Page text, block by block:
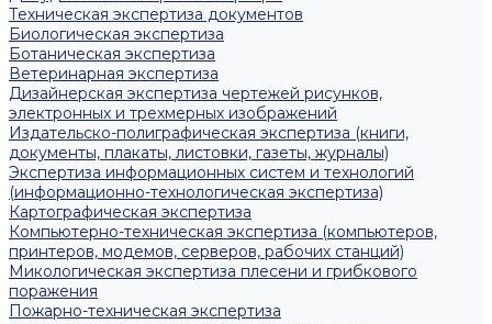
Техническая экспертиза документов
Биологическая экспертиза
Ботаническая экспертиза
Ветеринарная экспертиза
Дизайнерская экспертиза чертежей рисунков,
электронных и трехмерных изображений
Издательско-полиграфическая экспертиза (книги,
документы, плакаты, листовки, газеты, журналы)
Экспертиза информационных систем и технологий
(информационно-технологическая экспертиза)
Картографическая экспертиза
Компьютерно-техническая экспертиза (компьютеров,
принтеров, модемов, серверов, рабочих станций)
Микологическая экспертиза плесени и грибкового
поражения
Пожарно-техническая экспертиза